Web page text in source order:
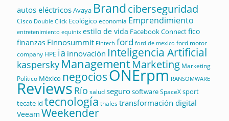
autos eléctricosAvaya Brandciberseguridad
Cisco Double Click Ecológico economía Emprendimiento
entretenimiento equinix estilo de vida Facebook Connectfico
finanzas Finnosummit Fintech ford ford de mexico ford motor
company HPE ia innovación Inteligencia Artificial
kaspersky ManagementMarketing Marketing
Político México negociosONErpm RANSOMWARE
Reviews Río saludsegurosoftwareSpaceXsport
tecate id tecnología thalestransformación digital
Veeam Weekender